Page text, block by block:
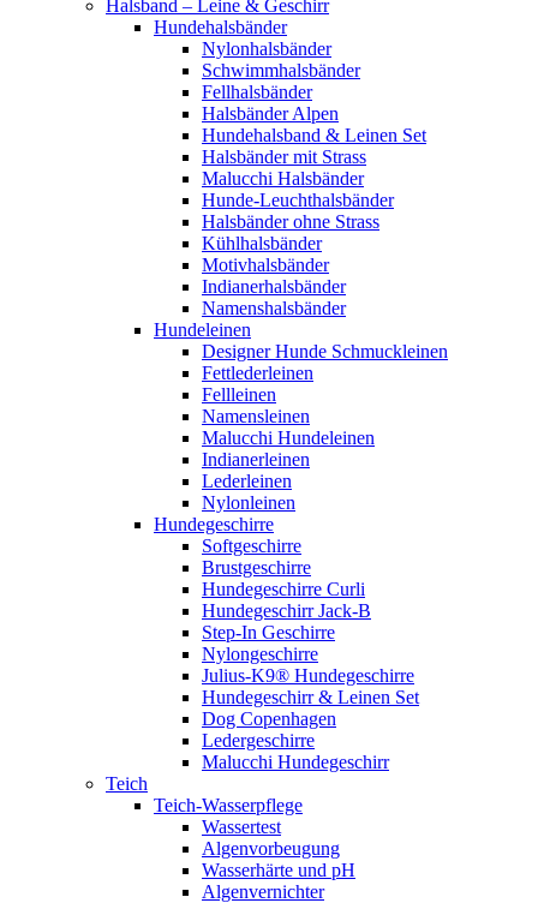
Halsband – Leine & Geschirr
Hundehalsbänder
Nylonhalsbänder
Schwimmhalsbänder
Fellhalsbänder
Halsbänder Alpen
Hundehalsband & Leinen Set
Halsbänder mit Strass
Malucchi Halsbänder
Hunde-Leuchthalsbänder
Halsbänder ohne Strass
Kühlhalsbänder
Motivhalsbänder
Indianerhalsbänder
Namenshalsbänder
Hundeleinen
Designer Hunde Schmuckleinen
Fettlederleinen
Fellleinen
Namensleinen
Malucchi Hundeleinen
Indianerleinen
Lederleinen
Nylonleinen
Hundegeschirre
Softgeschirre
Brustgeschirre
Hundegeschirre Curli
Hundegeschirr Jack-B
Step-In Geschirre
Nylongeschirre
Julius-K9® Hundegeschirre
Hundegeschirr & Leinen Set
Dog Copenhagen
Ledergeschirre
Malucchi Hundegeschirr
Teich
Teich-Wasserpflege
Wassertest
Algenvorbeugung
Wasserhärte und pH
Algenvernichter